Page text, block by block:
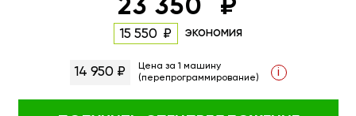
23 350
15 550 экономия
14 950 ₽
Цена за 1 машину
(перепрограммирование)
i